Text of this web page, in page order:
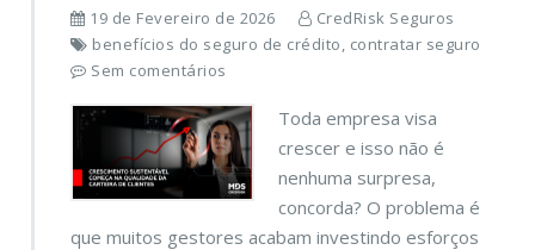
19 de Fevereiro de 2026
CredRisk Seguros
benefícios do seguro de crédito, contratar seguro
Sem comentários
Toda empresa visa
crescer e isso não é
nenhuma surpresa,
concorda? O problema é
que muitos gestores acabam investindo esforços